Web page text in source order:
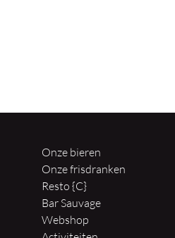
Onze bieren
Onze frisdranken
Resto {C}
Bar Sauvage
Webshop